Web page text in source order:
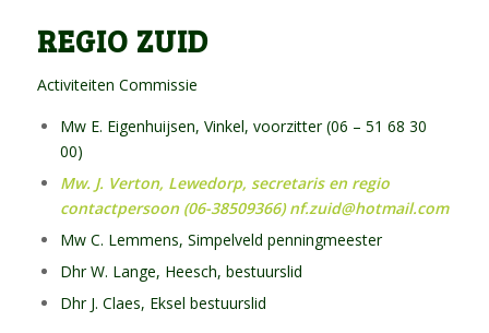
REGIO ZUID
Activiteiten Commissie
Mw E. Eigenhuijsen, Vinkel, voorzitter (06 – 51 68 30
00)
Mw. J. Verton, Lewedorp, secretaris en regio
contactpersoon (06-38509366)nf.zuid@hotmail.com
Mw C. Lemmens, Simpelveld penningmeester
Dhr W. Lange, Heesch, bestuurslid
Dhr J. Claes, Eksel bestuurslid